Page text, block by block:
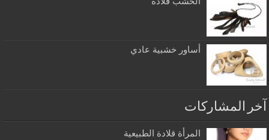
أساور خشبية عادي
آخر المشاركات
المرأة قلادة الطبيعية